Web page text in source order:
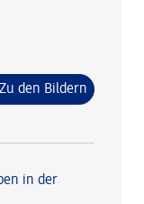
Zu den Bildern
in der